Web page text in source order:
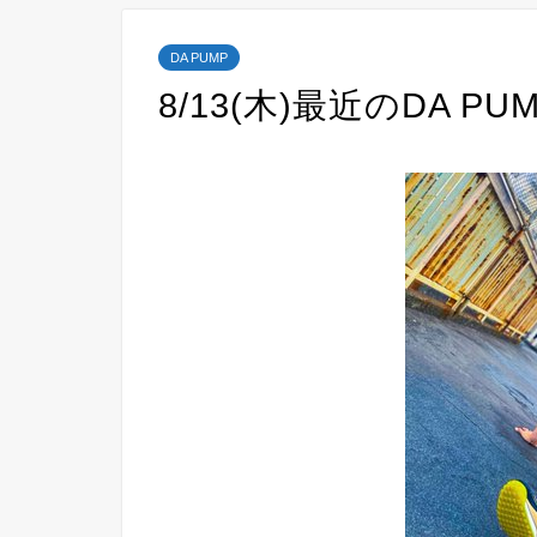
DA PUMP
8/13(木)最近のDA